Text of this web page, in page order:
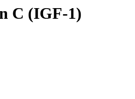
C (IGF-1)